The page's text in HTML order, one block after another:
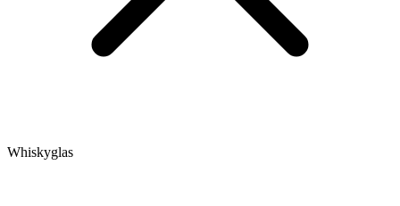
Whiskyglas